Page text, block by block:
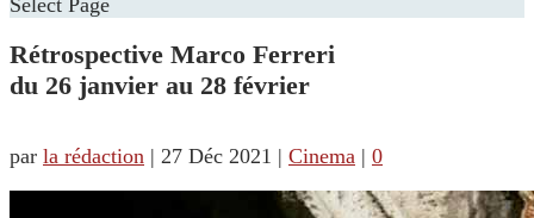
Rétrospective Marco Ferreri
du 26 janvier au 28 février
par la rédaction | 27 Déc 2021 | Cinema | 0